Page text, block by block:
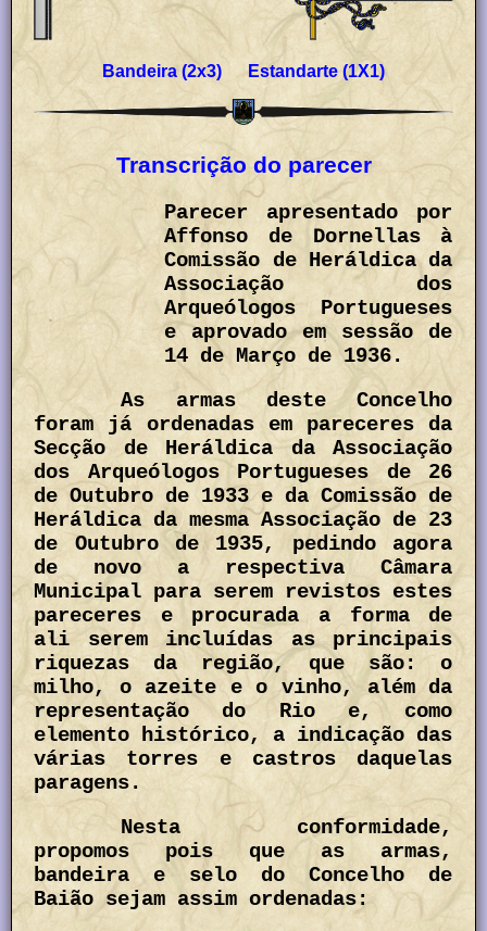
Bandeira (2x3) Estandarte (1X1)
Transcrição do parecer
Parecer apresentado por
Affonso de Dornellas à
Comissão de Heráldica da
Associação dos
Arqueólogos Portugueses
e aprovado em sessão de
14 de Março de 1936.
As armas deste Concelho
foram já ordenadas em pareceres da
Secção de Heráldica da Associação
dos Arqueólogos Portugueses de 26
de Outubro de 1933 e da Comissão de
Heráldica da mesma Associação de 23
de Outubro de 1935, pedindo agora
de novo a respectiva Câmara
Municipal para serem revistos estes
pareceres e procurada a forma de
ali serem incluídas as principais
riquezas da região, que são: o
milho, o azeite e o vinho, além da
representação do Rio e, como
elemento histórico, a indicação das
várias torres e castros daquelas
paragens.
Nesta conformidade,
propomos pois que as armas,
bandeira e selo do Concelho de
Baião sejam assim ordenadas: